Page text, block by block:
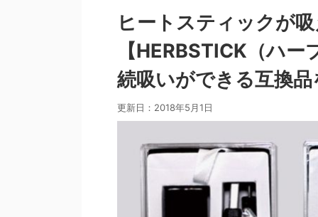
ヒートスティックが
【HERBSTICK（ハ
続吸いができる互換品
更新日： 2018年5月1日